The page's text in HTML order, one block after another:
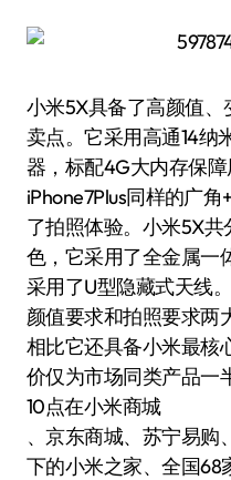
小米5X具备了高颜值
卖点。它采用高通14纳
器，标配4G大内存保
iPhone7Plus同样的广
了拍照体验。小米5X
色，它采用了全金属一
采用了U型隐藏式天线
颜值要求和拍照要求两
相比它还具备小米最
价仅为市场同类产品一
10点在小米商城
、京东商城、苏宁易购
下的小米之家、全国68